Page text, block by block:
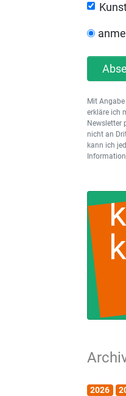
Mit
erkläre ich
Newsletter
nicht an
kann ich
2026